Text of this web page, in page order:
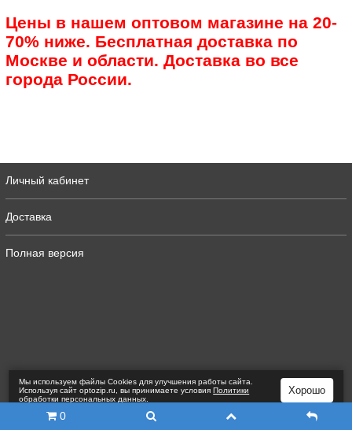
Цены в нашем оптовом магазине на 20-
70% ниже. Бесплатная доставка по
Москве и области. Доставка во все
города России.
Личный кабинет
Доставка
Полная версия
0
Мы используем файлы Сookies для улучшения работы сайта.
Используя сайт optozip.ru, вы принимаете условияПолитики
обработки персональных данных
Хорошо